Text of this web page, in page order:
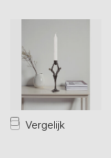
Vergelijk